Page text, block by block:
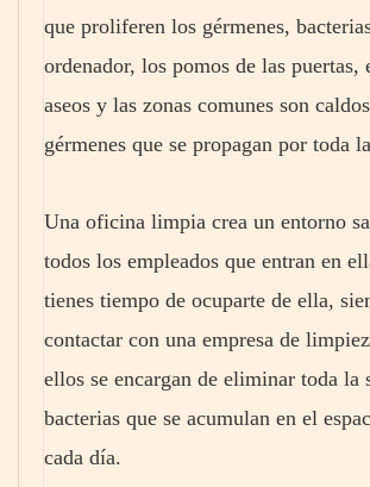
que proliferen los gérmenes,
ordenador, los pomos de las puertas,
aseos y las zonas comunes son
gérmenes que se propagan por toda
Una oficina limpia crea un entorno
todos los empleados que entran en
tienes tiempo de ocuparte de ella,
contactar con una empresa de
ellos se encargan de eliminar toda la
bacterias que se acumulan en el
cada día.